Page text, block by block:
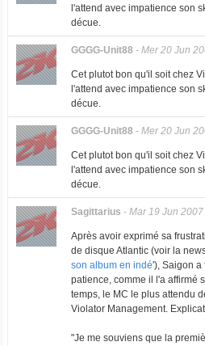
l'attend avec impatience son
décue.
GGGG-Unit88 - Mer 20 Jun
Cet plutot bon qu'il soit chez
l'attend avec impatience son
décue.
GGGG-Unit88 - Mer 20 Jun
Cet plutot bon qu'il soit chez
l'attend avec impatience son
décue.
Sagittarius - Mar 19 Jun 2007
Après avoir exprimé sa
de disque Atlantic (voir la
son album en indé'), Saigon a
patience, comme il l'a affirmé
temps, le MC le plus attendu
Violator Management.
"Je me souviens que la